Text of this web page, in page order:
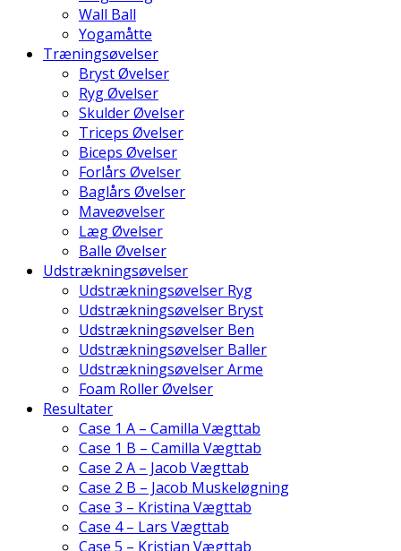
Wall Ball
Yogamåtte
Træningsøvelser
Bryst Øvelser
Ryg Øvelser
Skulder Øvelser
Triceps Øvelser
Biceps Øvelser
Forlårs Øvelser
Baglårs Øvelser
Maveøvelser
Læg Øvelser
Balle Øvelser
Udstrækningsøvelser
Udstrækningsøvelser Ryg
Udstrækningsøvelser Bryst
Udstrækningsøvelser Ben
Udstrækningsøvelser Baller
Udstrækningsøvelser Arme
Foam Roller Øvelser
Resultater
Case 1 A – Camilla Vægttab
Case 1 B – Camilla Vægttab
Case 2 A – Jacob Vægttab
Case 2 B – Jacob Muskeløgning
Case 3 – Kristina Vægttab
Case 4 – Lars Vægttab
Case 5 – Kristian Vægttab